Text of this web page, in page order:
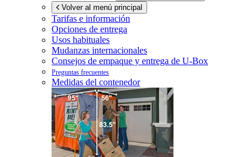
Volver al menú principal
Tarifas e información
Opciones de entrega
Usos habituales
Mudanzas internacionales
Consejos de empaque y entrega de U-Box
Preguntas frecuentes
Medidas del contenedor